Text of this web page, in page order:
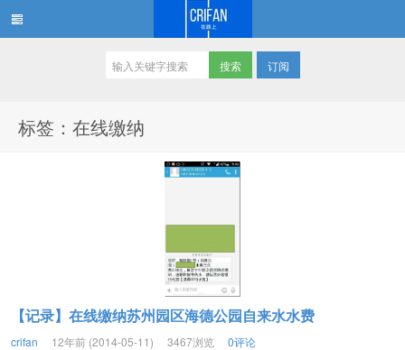
订阅
标签：在线缴纳
【记录】在线缴纳苏州园区海德公园自来水水费
crifan 12年前 (2014-05-11) 3467浏览 0评论